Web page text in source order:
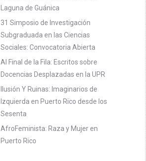
Laguna de Guánica
31 Simposio de Investigación
Subgraduada en las Ciencias
Sociales: Convocatoria Abierta
Al Final de la Fila: Escritos sobre
Docencias Desplazadas en la UPR
Ilusión Y Ruinas: Imaginarios de
Izquierda en Puerto Rico desde los
Sesenta
AfroFeminista: Raza y Mujer en
Puerto Rico